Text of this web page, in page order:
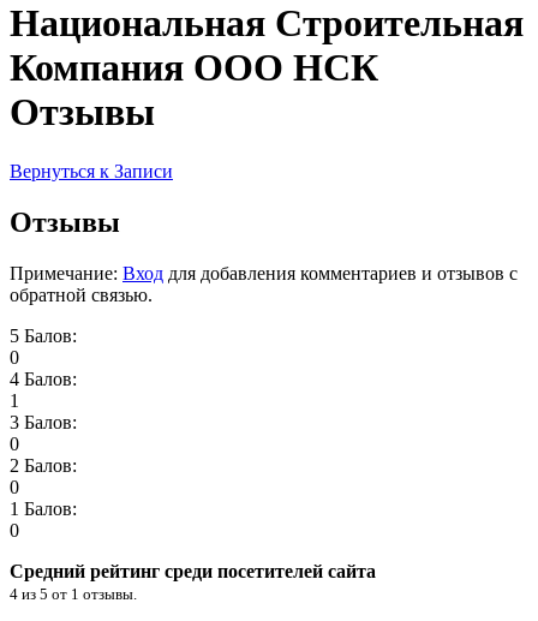
Национальная Строительная
Компания ООО НСК
Отзывы
Вернуться к Записи
Отзывы
Примечание: Вход для добавления комментариев и отзывов с
обратной связью.
5 Балов:
0
4 Балов:
1
3 Балов:
0
2 Балов:
0
1 Балов:
0
Средний рейтинг среди посетителей сайта
4 из 5 от 1 отзывы.